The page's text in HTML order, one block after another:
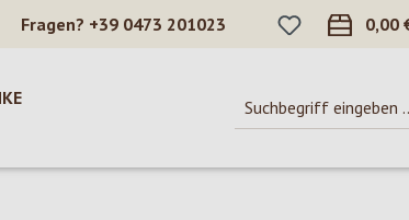
Fragen? +39 0473 201023
DU HAST 0
0,00